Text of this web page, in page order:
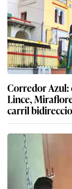
Corredor Azul:
Lince,
carril